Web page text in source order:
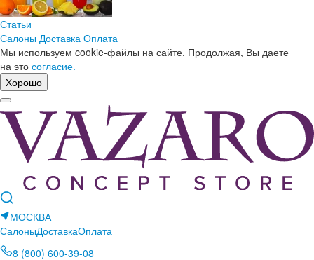
Статьи
Салоны Доставка Оплата
Мы используем cookie-файлы на сайте. Продолжая, Вы даете
на это согласие.
Хорошо
МОСКВА
СалоныДоставкаОплата
8 (800) 600-39-08